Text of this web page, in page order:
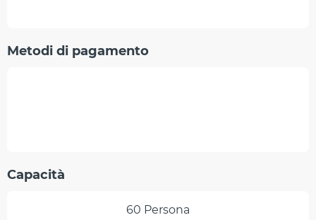
Metodi di pagamento
Capacità
60 Persona